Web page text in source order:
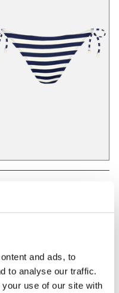
and ads, to
to analyse our traffic.
use of our site with
dag verzonden
boven € 50,- binnen